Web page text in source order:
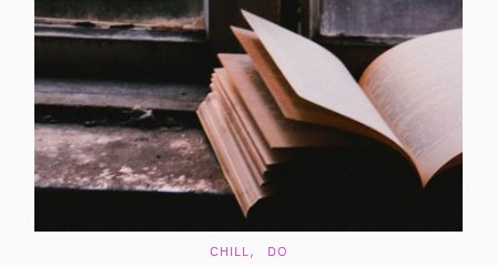
C
CHILL DO